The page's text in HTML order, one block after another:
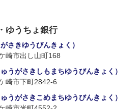
ゆうちょ銀行
さきゆうびんきょく）
崎市出し山町168
うがさきしもまちゆうびんきょく）
崎市下町2842-6
うがさきこめまちゆうびんきょく）